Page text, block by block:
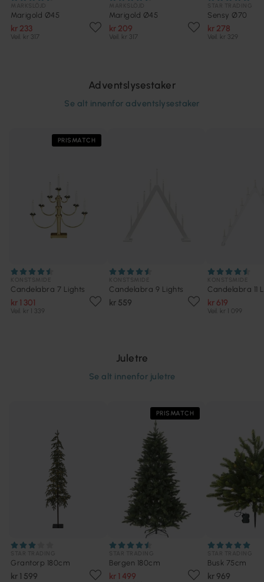
Marigold Ø45
kr 233
Veil. kr 317
Marigold Ø45
kr 209
Veil. kr 317
Sensy Ø70
kr 278
Veil. kr 329
Adventslysestaker
Se alt innenfor adventslysestaker
PRISMATCH
Candelabra 7 Lights
kr 1 301
Veil. kr 1 339
Candelabra 9 Lights
kr 559
Candelabra 11
kr 619
Veil. kr 1 099
Juletre
Se alt innenfor juletre
Grantorp 180cm
kr 1 599
PRISMATCH
Bergen 180cm
kr 1 499
Busk 75cm
kr 969